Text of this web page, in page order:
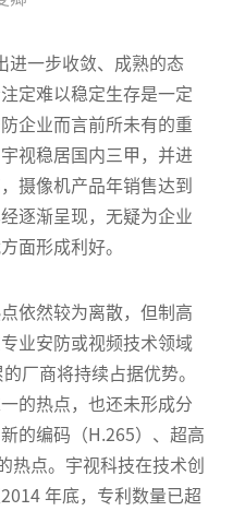
进一步收敛、成熟的态
定难以稳定生存是一定
企业而言前所未有的重
视稳居国内三甲，并进
摄像机产品年销售达到
逐渐呈现，无疑为企业
面形成利好。
依然较为离散，但制高
业安防或视频技术领域
厂商将持续占据优势。
的热点，也还未形成分
的编码（H.265）、超高
热点。宇视科技在技术创
年底，专利数量已超